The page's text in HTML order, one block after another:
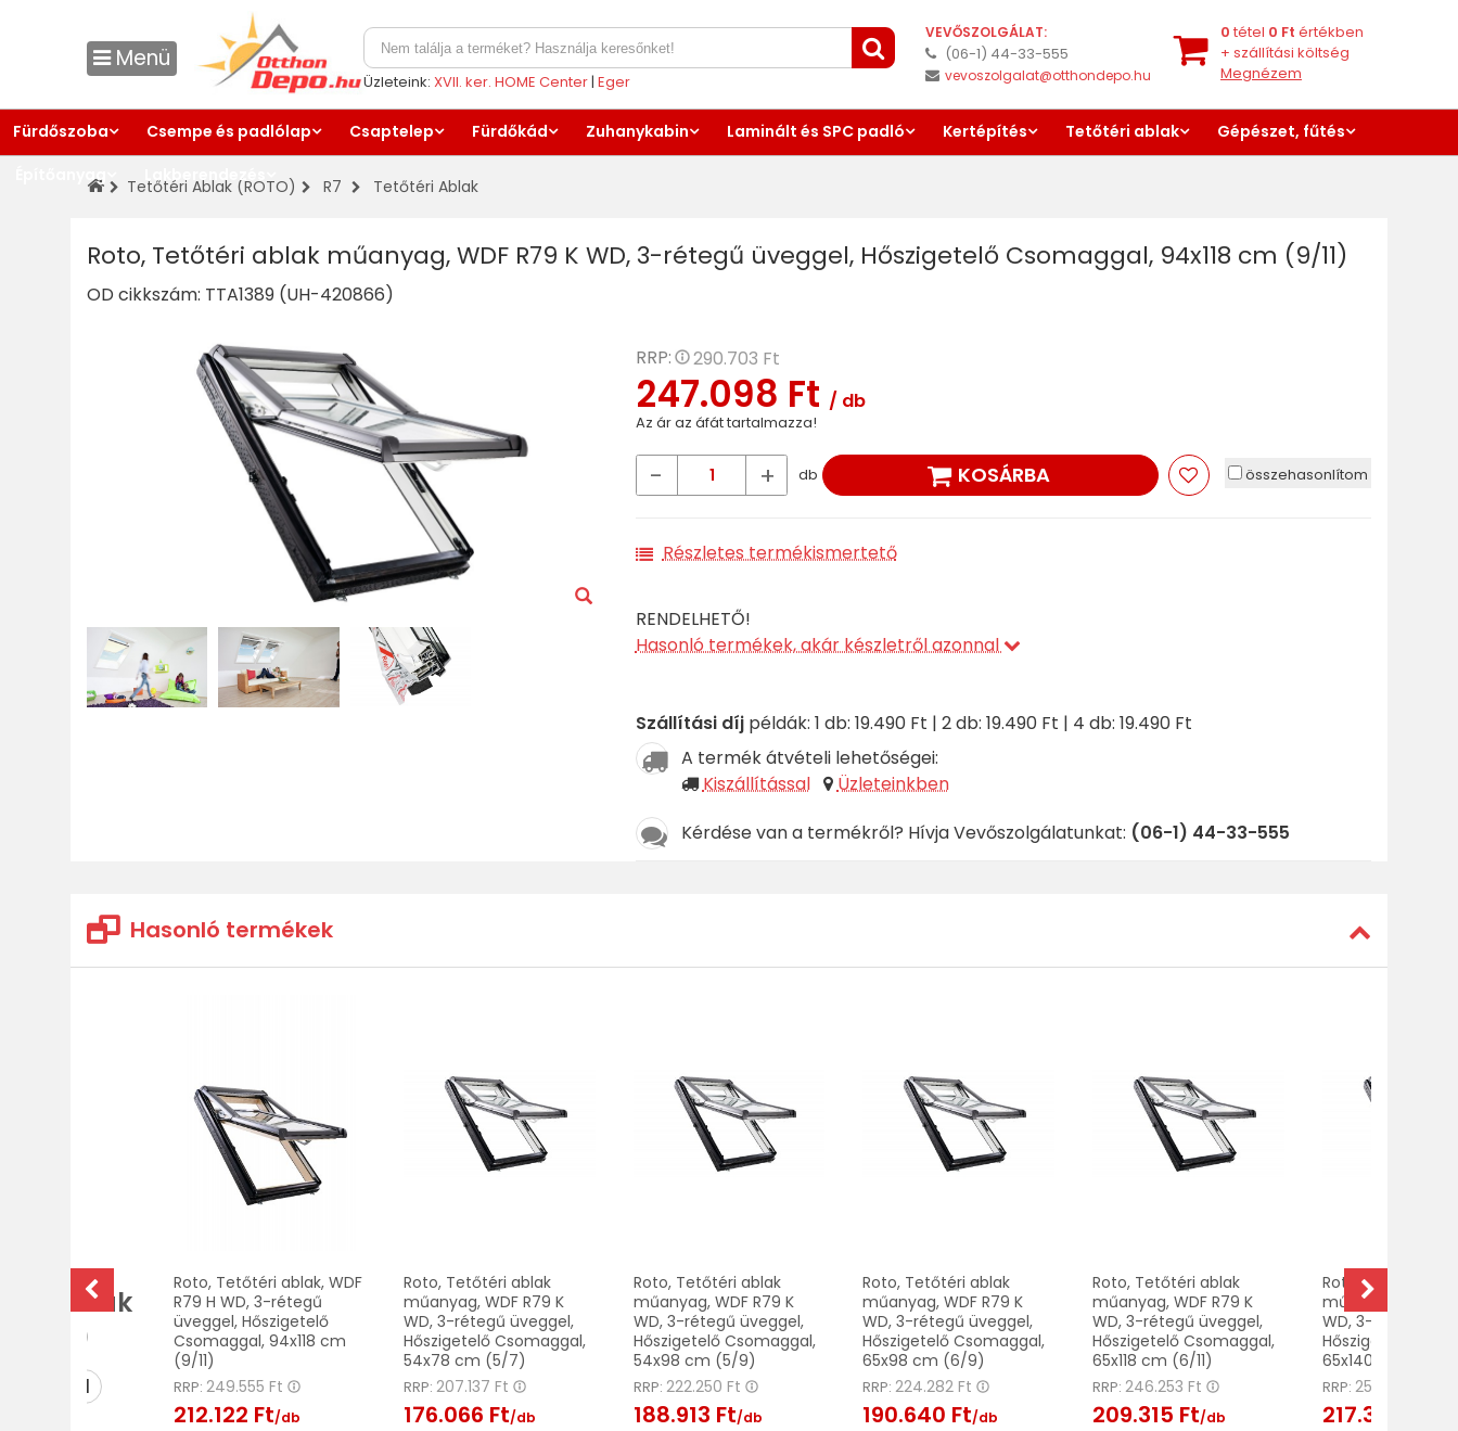
Menü
Üzleteink: XVII. ker. HOME Center| Eger
VEVŐSZOLGÁLAT:
(06-1) 44-33-555
vevoszolgalat@otthondepo.hu
0 tétel 0 Ft értékben
+ szállítási költség
Megnézem
Fürdőszoba Csempe és padlólap Csaptelep Fürdőkád Zuhanykabin Laminált és SPC padló Kertépítés Tetőtéri ablak
Gépészet, fűtés
Építőanyag
Lakberendezés
Tetőtéri Ablak (ROTO) R7 Tetőtéri Ablak
Roto, Tetőtéri ablak műanyag, WDF R79 K WD, 3-rétegű üveggel, Hőszigetelő Csomaggal, 94x118 cm (9/11)
OD cikkszám: TTA1389 (UH-420866)
RRP: 290.703 Ft
247.098 Ft / db
Az ár az áfát tartalmazza!
- + db KOSÁRBA összehasonlítom
Részletes termékismertető
RENDELHETŐ!
Hasonló termékek, akár készletről azonnal
Szállítási díjpéldák: 1 db: 19.490 Ft | 2 db: 19.490 Ft | 4 db: 19.490 Ft
A termék átvételi lehetőségei:
Kiszállítással
Üzleteinkben
Kérdése van a termékről? Hívja Vevőszolgálatunkat: (06-1) 44-33-555
Hasonló termékek
ablak
Roto, Tetőtéri ablak, WDF
R79 H WD, 3-rétegű
üveggel, Hőszigetelő
Csomaggal, 94x118 cm
(9/11)
RRP: 249.555 Ft
212.122 Ft/db
Roto, Tetőtéri ablak
műanyag, WDF R79 K
WD, 3-rétegű üveggel,
Hőszigetelő Csomaggal,
54x78 cm (5/7)
RRP: 207.137 Ft
176.066 Ft/db
Roto, Tetőtéri ablak
műanyag, WDF R79 K
WD, 3-rétegű üveggel,
Hőszigetelő Csomaggal,
54x98 cm (5/9)
RRP: 222.250 Ft
188.913 Ft/db
Roto, Tetőtéri ablak
műanyag, WDF R79 K
WD, 3-rétegű üveggel,
Hőszigetelő Csomaggal,
65x98 cm (6/9)
RRP: 224.282 Ft
190.640 Ft/db
Roto, Tetőtéri ablak
műanyag, WDF R79 K
WD, 3-rétegű üveggel,
Hőszigetelő Csomaggal,
65x118 cm (6/11)
RRP: 246.253 Ft
209.315 Ft/db
Roto, Tetőtéri
műanyag, WDF
WD, 3-rétegű
Hőszigetelő
65x140 cm (6/14)
RRP: 255.651 Ft
217.303 Ft